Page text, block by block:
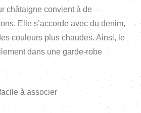
châtaigne convient à de
Elle s’accorde avec du denim,
couleurs plus chaudes. Ainsi, le
dans une garde-robe
à associer